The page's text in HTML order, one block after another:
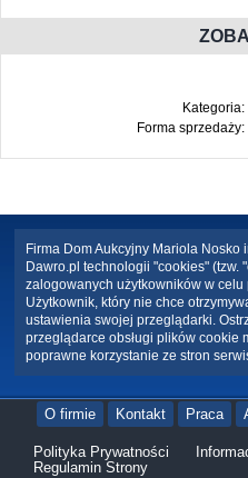
Kategoria:
Forma sprzedaży:
Firma Dom Aukcyjny Mariola Nosko
Dawro.pl technologii "cookies" (tzw.
zalogowanych użytkowników w
Użytkownik, który nie chce
ustawienia swojej przeglądarki.
przeglądarce obsługi plików cookie
poprawne korzystanie ze stron
O firmie Kontakt Praca
Polityka Prywatności
Regulamin Strony